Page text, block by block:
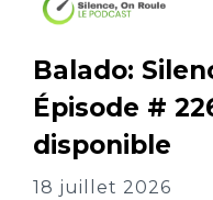
Balado:
Épisode #
disponible
18 juillet 2026